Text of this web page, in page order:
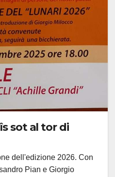
sot al tor di
dell'edizione 2026. Con
Pian e Giorgio